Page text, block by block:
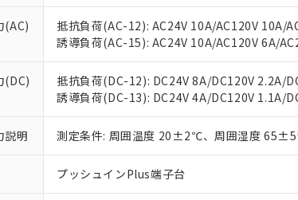
(AC)
抵抗負荷(AC-12): AC24V 10A/AC120V 10A/
誘導負荷(AC-15): AC24V 10A/AC120V 6A/
(DC)
抵抗負荷(DC-12): DC24V 8A/DC120V 2.2A/
誘導負荷(DC-13): DC24V 4A/DC120V 1.1A/
説明 測定条件: 周囲温度 20±2℃、周囲湿度
プッシュインPlus端子台
正式な納期状況および標準価格はお
当社販売員にご相談ください。
オムロン制御機器販売店や当社販売
在庫状況および標準価格結果を当社
す。
マイパーツ機能（部品リスト作成サ
ている必要があります。
が、当社の製品・サービスに関する
さい。
※当社の共同利用者とは、
いる法人を指します。
※2 対応予定月
部品在庫の切り替え状況などにより、予
※3 非含有証明書ダウンロード
EU RoHS指令（10物質）の非含有証明書
※2 環境保護使用期限
「ｅ」：有害物質（10物質）のすべてが基
「10」：通常の使用状況下において有害
味します。
「－」：未確認です。当社販売部門へお問
置等に一切使用いたしません。
当社は、貴社製品を第三者に販売す
また当社は、販売先および販売に係
たしません。
△ 一定数には満たないが在庫あり
－
在庫なし(最新の在庫状況につい
機器販売店・当社販売員にご確
空
白
受注生産機種、また在庫状況の